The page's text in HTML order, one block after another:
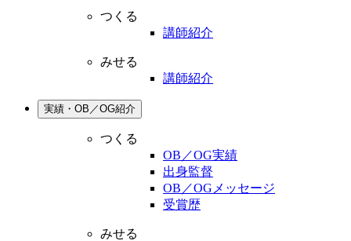
つくる
講師紹介
みせる
講師紹介
実績・OB／OG紹介
つくる
OB／OG実績
出身監督
OB／OGメッセージ
受賞歴
みせる